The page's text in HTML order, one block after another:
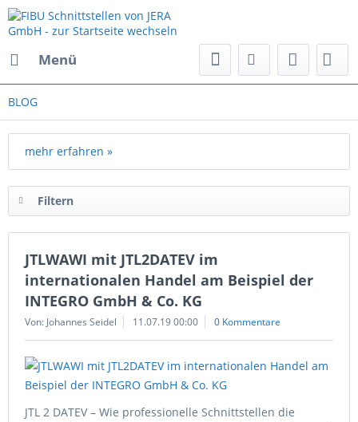
Menü
BLOG
mehr erfahren »
Filtern
JTLWAWI mit JTL2DATEV im
internationalen Handel am Beispiel der
INTEGRO GmbH & Co. KG
Von: Johannes Seidel 11.07.19 00:00 0 Kommentare
JTL 2 DATEV – Wie professionelle Schnittstellen die